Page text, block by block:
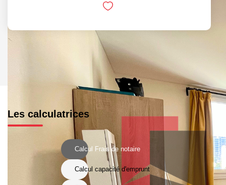
Les calculatrices
Calcul Frais de notaire
Calcul capacité d'emprunt